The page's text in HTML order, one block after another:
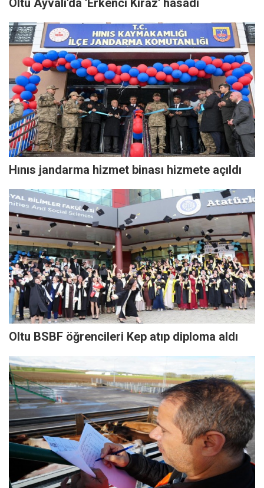
Oltu Ayvalı'da 'Erkenci Kiraz' hasadı
Hınıs jandarma hizmet binası hizmete açıldı
Oltu BSBF öğrencileri Kep atıp diploma aldı